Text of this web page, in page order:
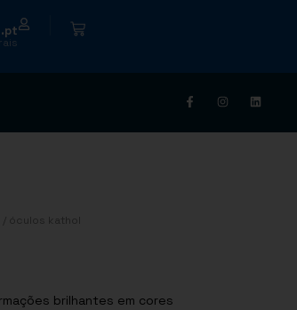
/ óculos kathol
brilhantes em cores